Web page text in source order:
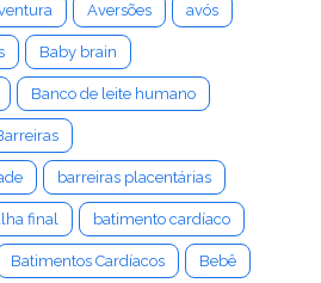
Aversões avós
Baby brain
Banco de leite humano
barreiras placentárias
final batimento cardíaco
Batimentos Cardíacos Bebê